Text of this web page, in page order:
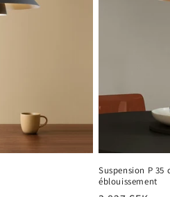
Suspension P
éblouissement